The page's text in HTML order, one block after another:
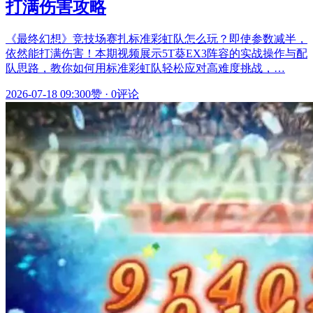
打满伤害攻略
《最终幻想》竞技场赛扎标准彩虹队怎么玩？即使参数减半，
依然能打满伤害！本期视频展示5T葵EX3阵容的实战操作与配
队思路，教你如何用标准彩虹队轻松应对高难度挑战，…
2026-07-18 09:300赞 · 0评论